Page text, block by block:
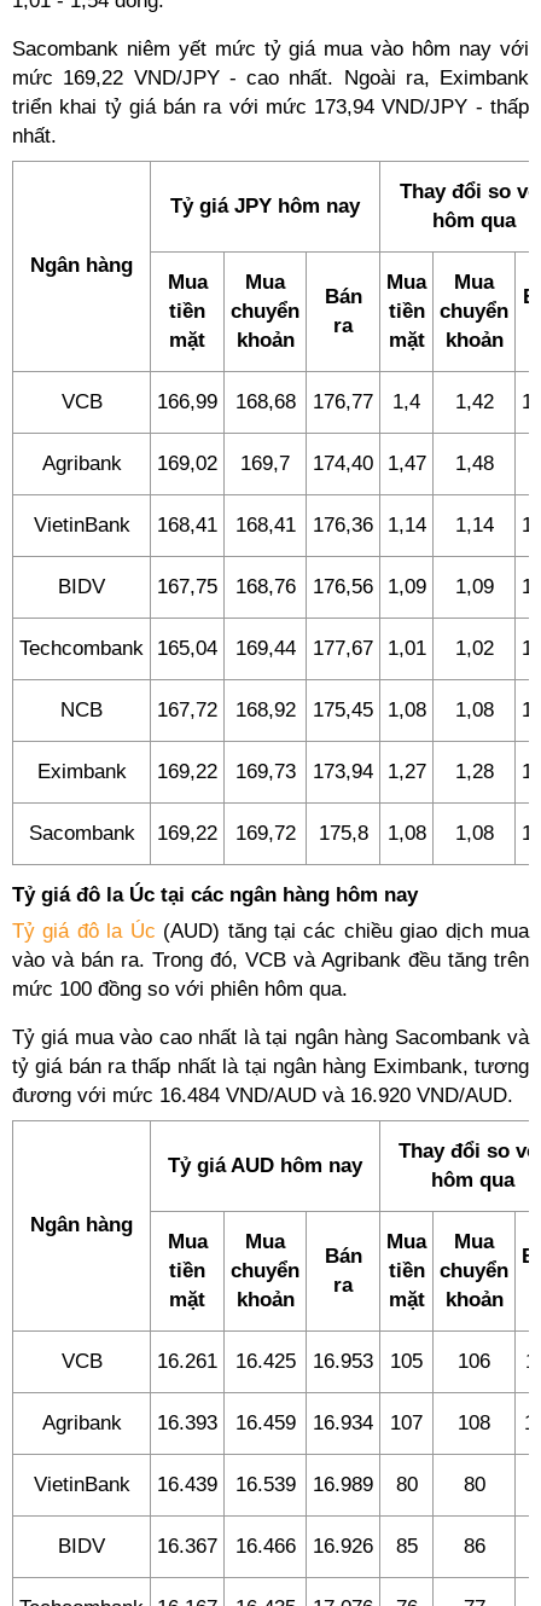
Sacombank niêm yết mức tỷ giá mua vào hôm nay với
mức 169,22 VND/JPY - cao nhất. Ngoài ra, Eximbank
triển khai tỷ giá bán ra với mức 173,94 VND/JPY - thấp
nhất.
Ngân hàng
Tỷ giá JPY hôm nay
Thay đổi so
hôm qua
Mua
tiền
mặt
Mua
chuyển
khoản
Bán
ra
Mua
tiền
mặt
Mua
chuyển
khoản
VCB 166,99 168,68 176,77 1,4 1,42
Agribank 169,02 169,7 174,40 1,47 1,48
VietinBank 168,41 168,41 176,36 1,14 1,14
BIDV 167,75 168,76 176,56 1,09 1,09
Techcombank 165,04 169,44 177,67 1,01 1,02
NCB 167,72 168,92 175,45 1,08 1,08
Eximbank 169,22 169,73 173,94 1,27 1,28
Sacombank 169,22 169,72 175,8 1,08 1,08
Tỷ giá đô la Úc tại các ngân hàng hôm nay
Tỷ giá đô la Úc (AUD) tăng tại các chiều giao dịch mua
vào và bán ra. Trong đó, VCB và Agribank đều tăng trên
mức 100 đồng so với phiên hôm qua.
Tỷ giá mua vào cao nhất là tại ngân hàng Sacombank và
tỷ giá bán ra thấp nhất là tại ngân hàng Eximbank, tương
đương với mức 16.484 VND/AUD và 16.920 VND/AUD.
Ngân hàng
Tỷ giá AUD hôm nay
Thay đổi so
hôm qua
Mua
tiền
mặt
Mua
chuyển
khoản
Bán
ra
Mua
tiền
mặt
Mua
chuyển
khoản
VCB 16.261 16.425 16.953 105 106
Agribank 16.393 16.459 16.934 107 108
VietinBank 16.439 16.539 16.989 80 80
BIDV 16.367 16.466 16.926 85 86